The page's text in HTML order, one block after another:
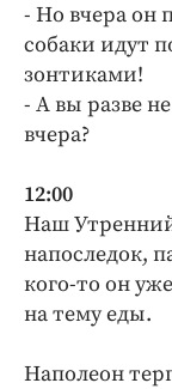
- Но вчера он
собаки идут
зонтиками!
- А вы разве
вчера?
12:00
Наш
напоследок,
кого-то он
на тему еды.
Наполеон